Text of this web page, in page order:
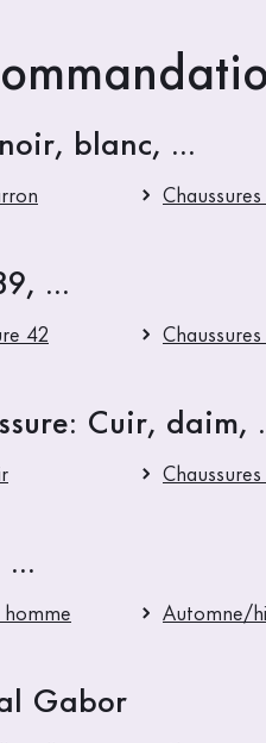
blanc, ...
...
42
Cuir, daim,
...
homme Automne/
Gabor